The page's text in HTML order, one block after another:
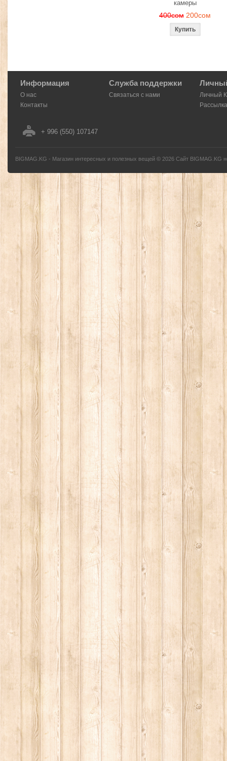
камеры
400сом 200сом
Информация
О нас
Контакты
Служба поддержки
Связаться с нами
Личный
Рассылка
+ 996 (550) 107147
BIGMAG.KG - Магазин интересных и полезных вещей © 2026 Сайт BIGMAG.KG
без письменного разрешения автора - запрещено, и будет преследоваться по